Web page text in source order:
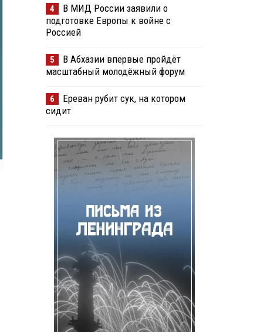
4
В МИД России заявили о
подготовке Европы к войне с
Россией
5
В Абхазии впервые пройдёт
масштабный молодёжный форум
6
Ереван рубит сук, на котором
сидит